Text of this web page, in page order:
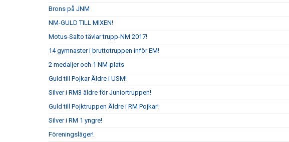
Brons på JNM
NM-GULD TILL MIXEN!
Motus-Salto tävlar trupp-NM 2017!
14 gymnaster i bruttotruppen inför EM!
2 medaljer och 1 NM-plats
Guld till Pojkar Äldre i USM!
Silver i RM3 äldre för Juniortruppen!
Guld till Pojktruppen Äldre i RM Pojkar!
Silver i RM 1 yngre!
Föreningsläger!